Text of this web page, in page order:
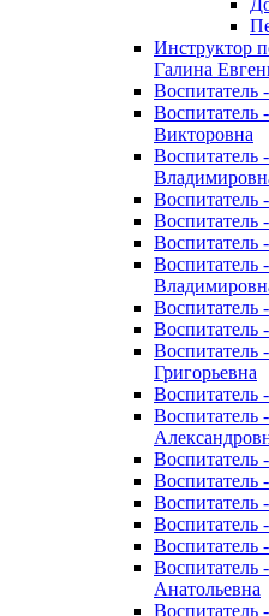
Инструктор
Галина
Воспитатель
Воспитатель
Викторовна
Воспитатель
Воспитатель
Воспитатель
Воспитатель
Воспитатель
Воспитатель
Воспитатель
Григорьевна
Воспитатель
Воспитатель
Воспитатель
Воспитатель
Воспитатель
Воспитатель
Воспитатель
Анатольевна
Воспитатель